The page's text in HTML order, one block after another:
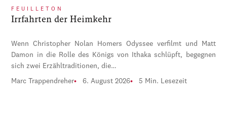
FEUILLETON
Irrfahrten der Heimkehr
Wenn Christopher Nolan Homers Odyssee verfilmt und Matt
Damon in die Rolle des Königs von Ithaka schlüpft, begegnen
sich zwei Erzähltraditionen, die…
Marc Trappendreher 6. August 2026 5 Min. Lesezeit